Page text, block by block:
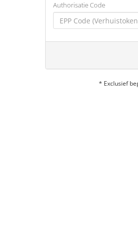
Authorisatie Code
* Exclusief